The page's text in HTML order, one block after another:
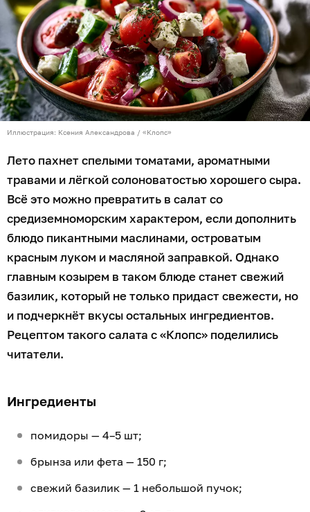
Иллюстрация: Ксения Александрова / «Клопс»
Лето пахнет спелыми томатами, ароматными
травами и лёгкой солоноватостью хорошего сыра.
Всё это можно превратить в салат со
средиземноморским характером, если дополнить
блюдо пикантными маслинами, островатым
красным луком и масляной заправкой. Однако
главным козырем в таком блюде станет свежий
базилик, который не только придаст свежести, но
и подчеркнёт вкусы остальных ингредиентов.
Рецептом такого салата с «Клопс» поделились
читатели.
Ингредиенты
помидоры — 4–5 шт;
брынза или фета — 150 г;
свежий базилик — 1 небольшой пучок;